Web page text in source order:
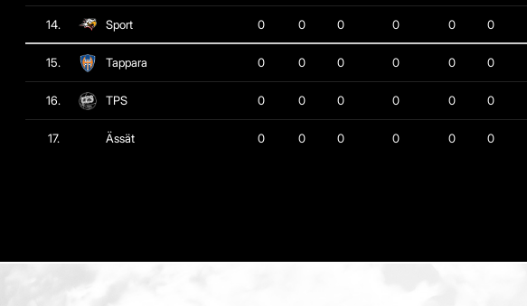
14. Sport 0 0 0 0 0 0
15. Tappara 0 0 0 0 0 0
16. TPS 0 0 0 0 0 0
17. Ässät 0 0 0 0 0 0